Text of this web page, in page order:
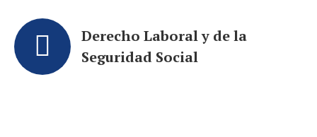
Derecho Laboral y de la
Seguridad Social